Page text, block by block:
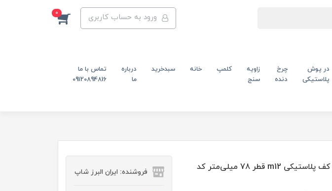
ورود به حساب کاربری 0
در پوش
پلاستیکی
چرخ
دنده
زاویه
سنج
کلمپ خانه سبدخرید
درباره
ما
تماس با ما
09120894816
پایه گرد آهنی مفصلی کف پلاستیکی m12 قطر 78 میلی‌متر کد
فروشنده: ایران البرز شاپ